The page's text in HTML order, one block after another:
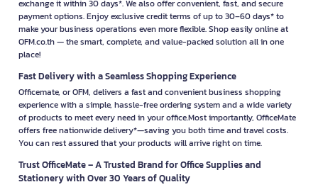
exchange it within 30 days*. We also offer convenient, fast, and secure
payment options. Enjoy exclusive credit terms of up to 30–60 days* to
make your business operations even more flexible. Shop easily online at
OFM.co.th — the smart, complete, and value-packed solution all in one
place!
Fast Delivery with a Seamless Shopping Experience
Officemate, or OFM, delivers a fast and convenient business shopping
experience with a simple, hassle-free ordering system and a wide variety
of products to meet every need in your office.Most importantly, OfficeMate
offers free nationwide delivery*—saving you both time and travel costs.
You can rest assured that your products will arrive right on time.
Trust OfficeMate – A Trusted Brand for Office Supplies and
Stationery with Over 30 Years of Quality